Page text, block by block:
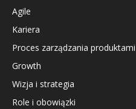
Agile
Kariera
Proces zarządzania produktami
Growth
Wizja i strategia
Role i obowiązki